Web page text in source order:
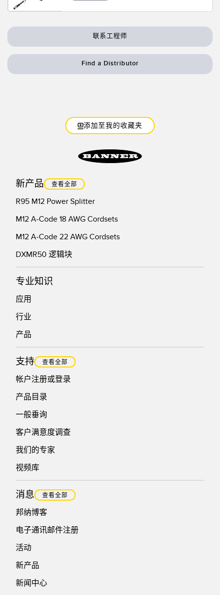
联系工程师
Find a Distributor
添加至我的收藏夹
新产品 查看全部
R95 M12 Power Splitter
M12 A-Code 18 AWG Cordsets
M12 A-Code 22 AWG Cordsets
DXMR50 逻辑块
专业知识
应用
行业
产品
支持 查看全部
帐户注册或登录
产品目录
一般垂询
客户满意度调查
我们的专家
视频库
消息 查看全部
邦纳博客
电子通讯邮件注册
活动
新产品
新闻中心